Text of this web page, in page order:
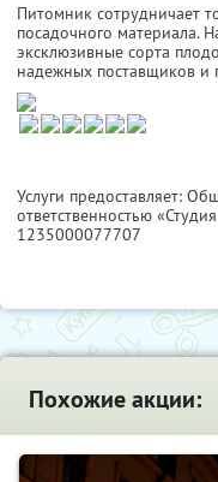
Питомник сотрудничает
посадочного материала.
эксклюзивные сорта
надежных поставщиков и
Услуги предоставляет:
ответственностью
1235000077707
Похожие акции: